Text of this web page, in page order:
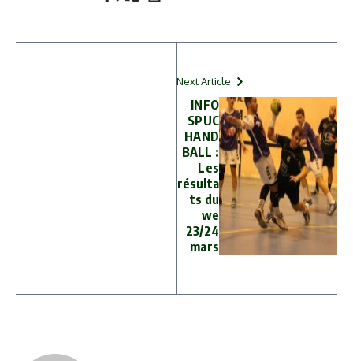
Next Article
INFO
SPUC
HAND
BALL :
Les
résulta
ts du
we
23/24
mars